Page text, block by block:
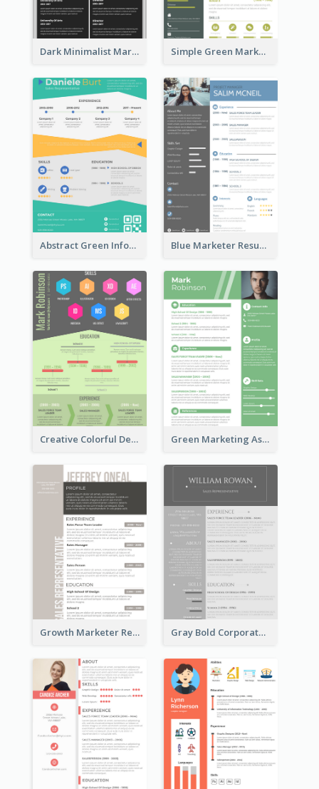
Dark Minimalist Marketing Manager Resume Simple Green Marketer Resume
Abstract Green Infographic Resume Blue Marketer Resume
Creative Colorful Designer Resume Green Marketing Assistant Resume
Growth Marketer Resume Gray Bold Corporate Resume